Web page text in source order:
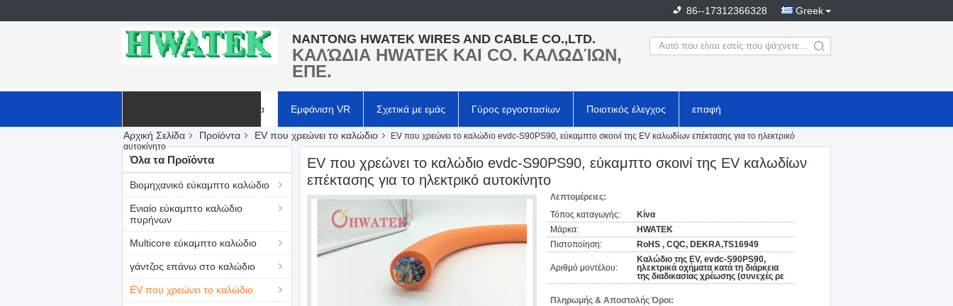
Greek
86--17312366328
NANTONG HWATEK WIRES AND CABLE CO.,LTD.
ΚΑΛΏΔΙΑ HWATEK ΚΑΙ CO. ΚΑΛΩΔΊΩΝ,
ΕΠΕ.
search
Προϊόντα Εμφάνιση VR Σχετικά με εμάς Γύρος εργοστασίων Ποιοτικός έλεγχος επαφή
Ζητήστε ένα απόσπασμα
Αρχική Σελίδα Προϊόντα EV που χρεώνει το καλώδιο
EV που χρεώνει το καλώδιο evdc-S90PS90, εύκαμπτο σκοινί της EV καλωδίων επέκτασης για το ηλεκτρικό
αυτοκίνητο
Όλα τα Προϊόντα
Βιομηχανικό εύκαμπτο καλώδιο
Ενιαίο εύκαμπτο καλώδιο
πυρήνων
Multicore εύκαμπτο καλώδιο
γάντζος επάνω στο καλώδιο
EV που χρεώνει το καλώδιο
EV που χρεώνει το καλώδιο evdc-S90PS90, εύκαμπτο σκοινί της EV καλωδίων
επέκτασης για το ηλεκτρικό αυτοκίνητο
Λεπτομέρειες:
Τόπος καταγωγής:
Κίνα
Μάρκα:
HWATEK
Πιστοποίηση:
RoHS , CQC, DEKRA,TS16949
Αριθμό μοντέλου:
Καλώδιο της EV, evdc-S90PS90,
ηλεκτρικά οχήματα κατά τη διάρκεια
της διαδικασίας χρέωσης (συνεχές ρε
Πληρωμής & Αποστολής Όροι: